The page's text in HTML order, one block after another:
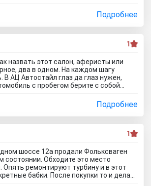
приезжать в этот автоцентр на
Ставрополь, потому что это наглый
на сайте большой автосалон с
на деле мелкая шарашка разводящая
Подробнее
1
назвать этот салон, аферисты или
два в одном. На каждом шагу
В АЦ Автостайл глаз да глаз нужен,
с пробегом берите с собой
Менеджер вообще никак не давал
капот открыть, ни в салон сесть, ни
документы и то вместо них
Мне даже смешно стало. Может по
будем? Как я его не убеждал,
не стал, но очень интересно было, а
захотел, на все 5 договора
что в Челябинске
и этот с лживый автоцентр
стороной.
Подробнее
1
шоссе 12а продали Фольксваген
состоянии. Обходите это место
Опять ремонтируют турбину и в этот
бабки. После покупки то и делаю,